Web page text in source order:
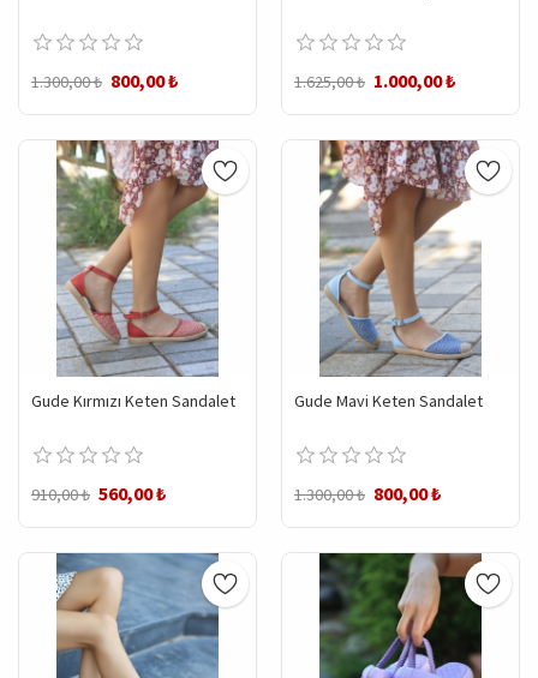
1.300,00 ₺ 800,00 ₺ 1.625,00 ₺ 1.000,00 ₺
Gude Kırmızı Keten Sandalet
910,00 ₺ 560,00 ₺
Gude Mavi Keten Sandalet
1.300,00 ₺ 800,00 ₺